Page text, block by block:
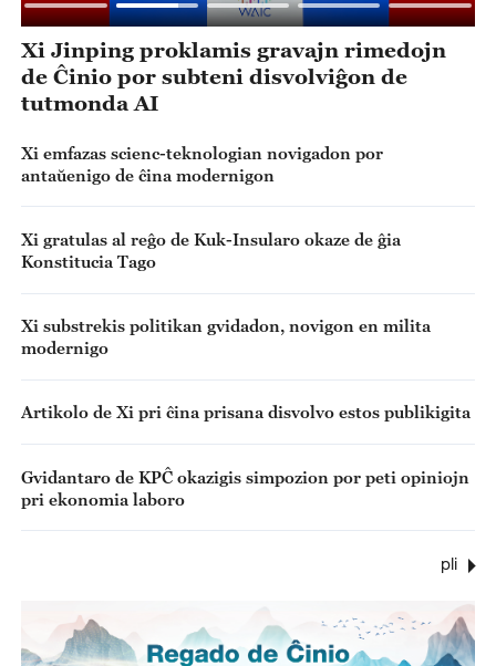
Xi Jinping proklamis gravajn rimedojn
de Ĉinio por subteni disvolviĝon de
tutmonda AI
Xi emfazas scienc-teknologian novigadon por
antaŭenigo de ĉina modernigon
Xi gratulas al reĝo de Kuk-Insularo okaze de ĝia
Konstitucia Tago
Xi substrekis politikan gvidadon, novigon en milita
modernigo
Artikolo de Xi pri ĉina prisana disvolvo estos publikigita
Gvidantaro de KPĈ okazigis simpozion por peti opiniojn
pri ekonomia laboro
pli